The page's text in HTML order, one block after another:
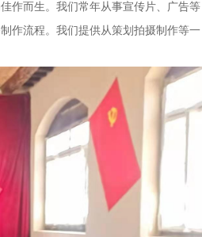
作而生。我们常年从事宣传片、广告等
作流程。我们提供从策划拍摄制作等一